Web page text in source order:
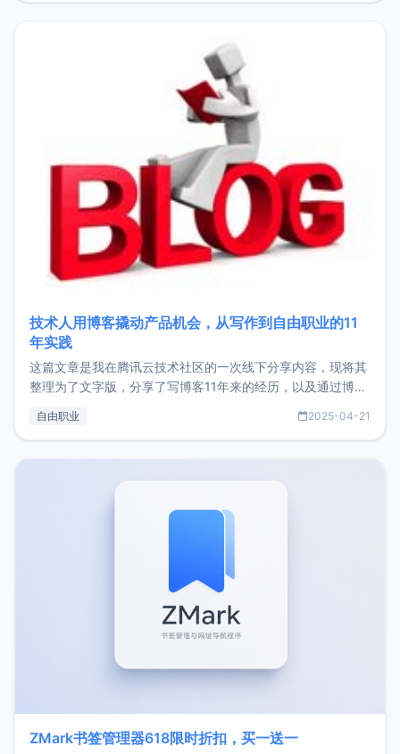
技术人用博客撬动产品机会，从写作到自由职业的11
年实践
这篇文章是我在腾讯云技术社区的一次线下分享内容，现将其
整理为了文字版，分享了写博客11年来的经历，以及通过博客
了我的首个产品ImgURL的真实数据和产品现状。自我介绍大
自由职业 2025-04-21
ZMark书签管理器618限时折扣，买一送一